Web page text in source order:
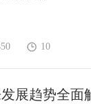
10
展趋势全面